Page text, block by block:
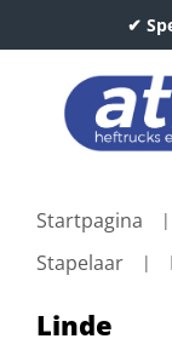
✔
Startpagina
Stapelaar
Linde